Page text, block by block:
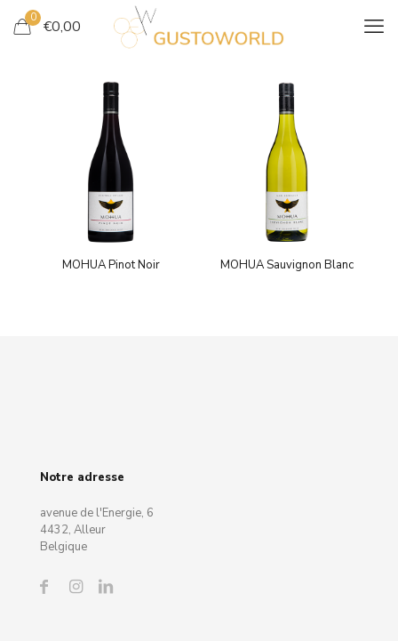
0 €0,00
MOHUA Pinot Noir MOHUA Sauvignon Blanc
Notre adresse
avenue de l'Energie, 6
4432, Alleur
Belgique